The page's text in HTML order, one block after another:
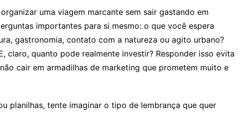
uma viagem marcante sem sair gastando em
importantes para si mesmo: o que você espera
gastronomia, contato com a natureza ou agito urbano?
claro, quanto pode realmente investir? Responder isso evita
cair em armadilhas de marketing que prometem muito e
planilhas, tente imaginar o tipo de lembrança que quer